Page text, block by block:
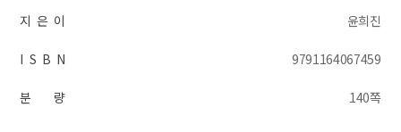
지 은 이 윤희진
I S B N 9791164067459
분 량 140쪽